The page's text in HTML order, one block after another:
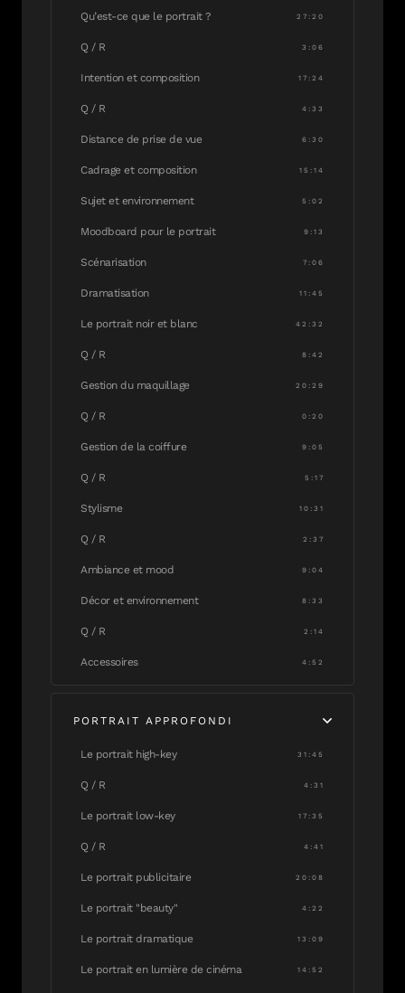
Qu’est-ce que le portrait ? 27:20
Q / R 3:06
Intention et composition 17:24
Q / R 4:33
Distance de prise de vue 6:30
Cadrage et composition 15:14
Sujet et environnement 5:02
Moodboard pour le portrait 9:13
Scénarisation 7:06
Dramatisation 11:45
Le portrait noir et blanc 42:32
Q / R 8:42
Gestion du maquillage 20:29
Q / R 0:20
Gestion de la coiffure 9:05
Q / R 5:17
Stylisme 10:31
Q / R 2:37
Ambiance et mood 9:04
Décor et environnement 8:33
Q / R 2:14
Accessoires 4:52
PORTRAIT APPROFONDI
Le portrait high-key 31:45
Q / R 4:31
Le portrait low-key 17:35
Q / R 4:41
Le portrait publicitaire 20:08
Le portrait "beauty" 4:22
Le portrait dramatique 13:09
Le portrait en lumière de cinéma 14:52